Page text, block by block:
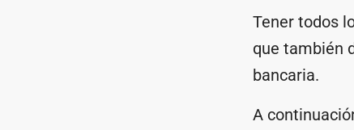
Tener todos
que también
bancaria.
A